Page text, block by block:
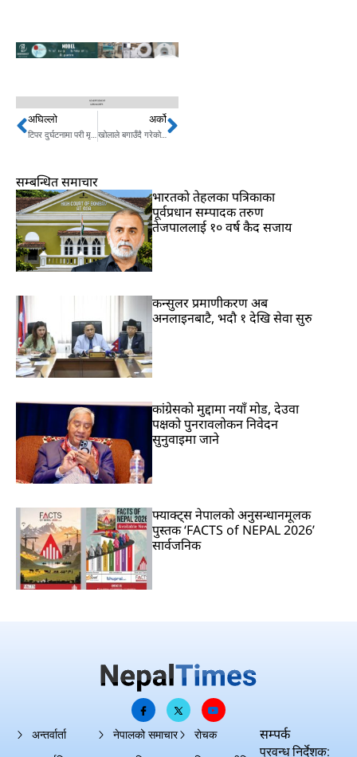
Prev
अघिल्लो
टिपर दुर्घटनामा परी मृत्यु हुने १९ पुगे
अर्को
खोलाले बगाउँदै गरेको बालकको सकुशल उद्दारNext
सम्बन्धित समाचार
भारतकाे तेहलका पत्रिकाका
पूर्वप्रधान सम्पादक तरुण
तेजपाललाई १० वर्ष कैद सजाय
कन्सुलर प्रमाणीकरण अब
अनलाइनबाटै, भदौ १ देखि सेवा सुरु
कांग्रेसको मुद्दामा नयाँ मोड, देउवा
पक्षको पुनरावलोकन निवेदन
सुनुवाइमा जाने
फ्याक्ट्स नेपालको अनुसन्धानमूलक
पुस्तक ‘FACTS of NEPAL 2026’
सार्वजनिक
अन्तर्वार्ता
नेपालको समाचार
रोचक
सम्पर्क
प्रवन्ध निर्देशक: